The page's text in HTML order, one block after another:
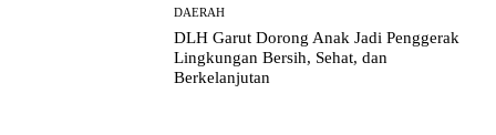
DAERAH
DLH Garut Dorong Anak Jadi Penggerak
Lingkungan Bersih, Sehat, dan
Berkelanjutan